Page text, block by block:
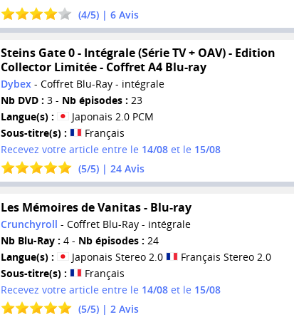
(4/5) | 6Avis
Steins Gate 0 - Intégrale (Série TV + OAV) - Edition
Collector Limitée - Coffret A4 Blu-ray
Dybex- Coffret Blu-Ray - intégrale
Nb DVD : 3 - Nb épisodes : 23
Langue(s) :
Japonais 2.0 PCM
Sous-titre(s) :
Français
Recevez votre article entre le 14/08et le 15/08
(5/5) | 24Avis
Les Mémoires de Vanitas - Blu-ray
Crunchyroll - Coffret Blu-Ray - intégrale
Nb Blu-Ray : 4 - Nb épisodes : 24
Langue(s) :
Japonais Stereo 2.0
Français Stereo 2.0
Sous-titre(s) :
Français
Recevez votre article entre le 14/08et le 15/08
(5/5) | 2Avis